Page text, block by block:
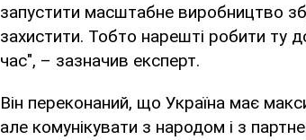
запустити масштабне виробництво
захистити. Тобто нарешті робити ту
час", – зазначив експерт.
Він переконаний, що Україна має
але комунікувати з народом і з